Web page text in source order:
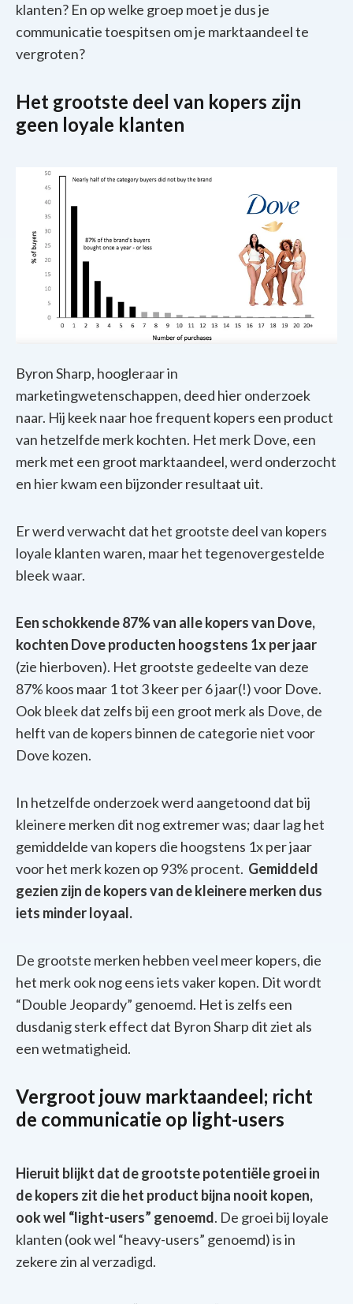
klanten? En op welke groep moet je dus je
communicatie toespitsen om je marktaandeel te
vergroten?
Het grootste deel van kopers zijn
geen loyale klanten
Byron Sharp, hoogleraar in
marketingwetenschappen, deed hier onderzoek
naar. Hij keek naar hoe frequent kopers een product
van hetzelfde merk kochten. Het merk Dove, een
merk met een groot marktaandeel, werd onderzocht
en hier kwam een bijzonder resultaat uit.
Er werd verwacht dat het grootste deel van kopers
loyale klanten waren, maar het tegenovergestelde
bleek waar.
Een schokkende 87% van alle kopers van Dove,
kochten Dove producten hoogstens 1x per jaar
(zie hierboven). Het grootste gedeelte van deze
87% koos maar 1 tot 3 keer per 6 jaar(!) voor Dove.
Ook bleek dat zelfs bij een groot merk als Dove, de
helft van de kopers binnen de categorie niet voor
Dove kozen.
In hetzelfde onderzoek werd aangetoond dat bij
kleinere merken dit nog extremer was; daar lag het
gemiddelde van kopers die hoogstens 1x per jaar
voor het merk kozen op 93% procent. Gemiddeld
gezien zijn de kopers van de kleinere merken dus
iets minder loyaal.
De grootste merken hebben veel meer kopers, die
het merk ook nog eens iets vaker kopen. Dit wordt
“Double Jeopardy” genoemd. Het is zelfs een
dusdanig sterk effect dat Byron Sharp dit ziet als
een wetmatigheid.
Vergroot jouw marktaandeel; richt
de communicatie op light-users
Hieruit blijkt dat de grootste potentiële groei in
de kopers zit die het product bijna nooit kopen,
ook wel “light-users” genoemd. De groei bij loyale
klanten (ook wel “heavy-users” genoemd) is in
zekere zin al verzadigd.